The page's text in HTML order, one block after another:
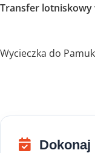
Transfer lotniskowy
Wycieczka do
Dokonaj